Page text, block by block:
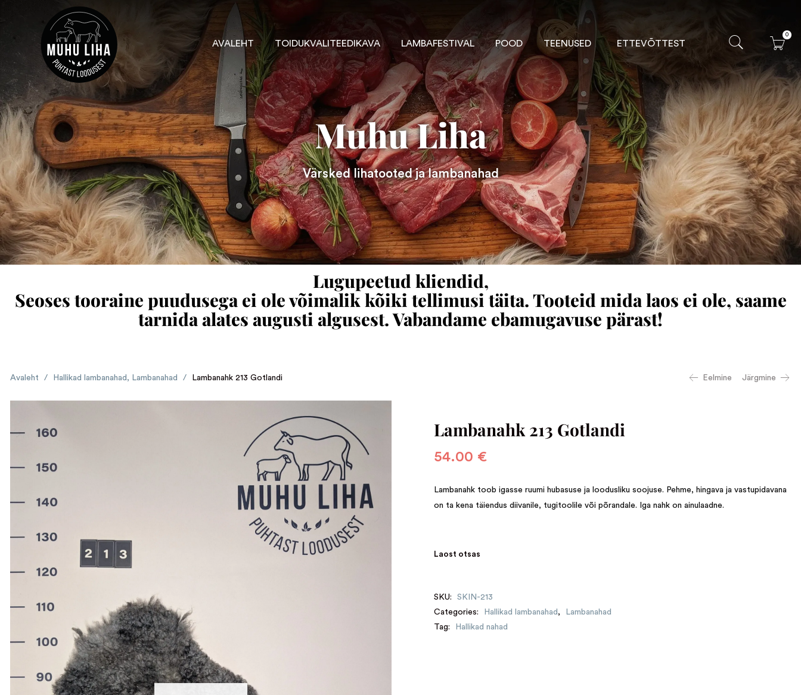
AVALEHT TOIDUKVALITEEDIKAVA LAMBAFESTIVAL POOD TEENUSED ETTEVÕTTEST
0
Muhu Liha
Värsked lihatooted ja lambanahad
Lugupeetud kliendid,
Seoses tooraine puudusega ei ole võimalik kõiki tellimusi täita. Tooteid mida laos ei ole, saame
tarnida alates augusti algusest. Vabandame ebamugavuse pärast!
Avaleht / Hallikad lambanahad , Lambanahad / Lambanahk 213 Gotlandi Eelmine Järgmine
Lambanahk 213 Gotlandi
54.00 €
Lambanahk toob igasse ruumi hubasuse ja loodusliku soojuse. Pehme, hingava ja vastupidavana
on ta kena täiendus diivanile, tugitoolile või põrandale. Iga nahk on ainulaadne.
Laost otsas
SKU:
SKIN-213
Categories:
Hallikad lambanahad ,
Lambanahad
Tag:
Hallikad nahad